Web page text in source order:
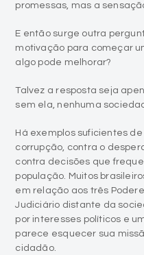
promessas, mas a
E então surge outra
motivação para começar
algo pode melhorar?
Talvez a resposta seja
sem ela, nenhuma
Há exemplos suficientes
corrupção, contra o
contra decisões que
população. Muitos
em relação aos três
Judiciário distante da
por interesses políticos e
parece esquecer sua
cidadão.